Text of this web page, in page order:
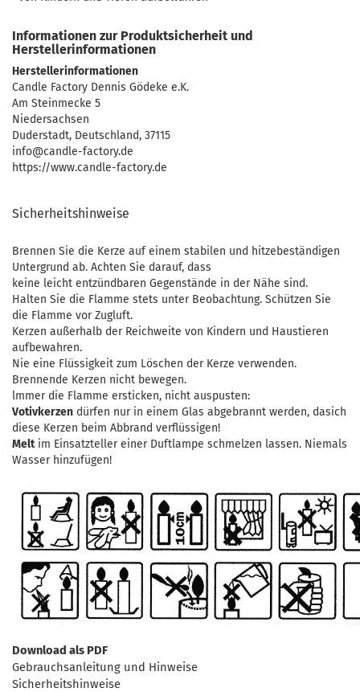
Informationen zur Produktsicherheit und
Herstellerinformationen
Herstellerinformationen
Candle Factory Dennis Gödeke e.K.
Am Steinmecke 5
Niedersachsen
Duderstadt, Deutschland, 37115
info@candle-factory.de
https://www.candle-factory.de
Sicherheitshinweise
Brennen Sie die Kerze auf einem stabilen und hitzebeständigen
Untergrund ab. Achten Sie darauf, dass
keine leicht entzündbaren Gegenstände in der Nähe sind.
Halten Sie die Flamme stets unter Beobachtung. Schützen Sie
die Flamme vor Zugluft.
Kerzen außerhalb der Reichweite von Kindern und Haustieren
aufbewahren.
Nie eine Flüssigkeit zum Löschen der Kerze verwenden.
Brennende Kerzen nicht bewegen.
lmmer die Flamme ersticken, nicht auspusten:
Votivkerzen dürfen nur in einem Glas abgebrannt werden, dasich
diese Kerzen beim Abbrand verflüssigen!
Meltim Einsatzteller einer Duftlampe schmelzen lassen. Niemals
Wasser hinzufügen!
Download als PDF
Gebrauchsanleitung und Hinweise
Sicherheitshinweise